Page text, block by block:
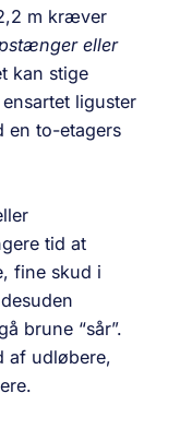
m kræver
eller
kan stige
liguster
en to-etagers
tid at
fine skud i
brune “sår”.
af udløbere,